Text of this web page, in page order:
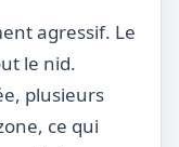
agressif. Le
le nid.
plusieurs
ce qui